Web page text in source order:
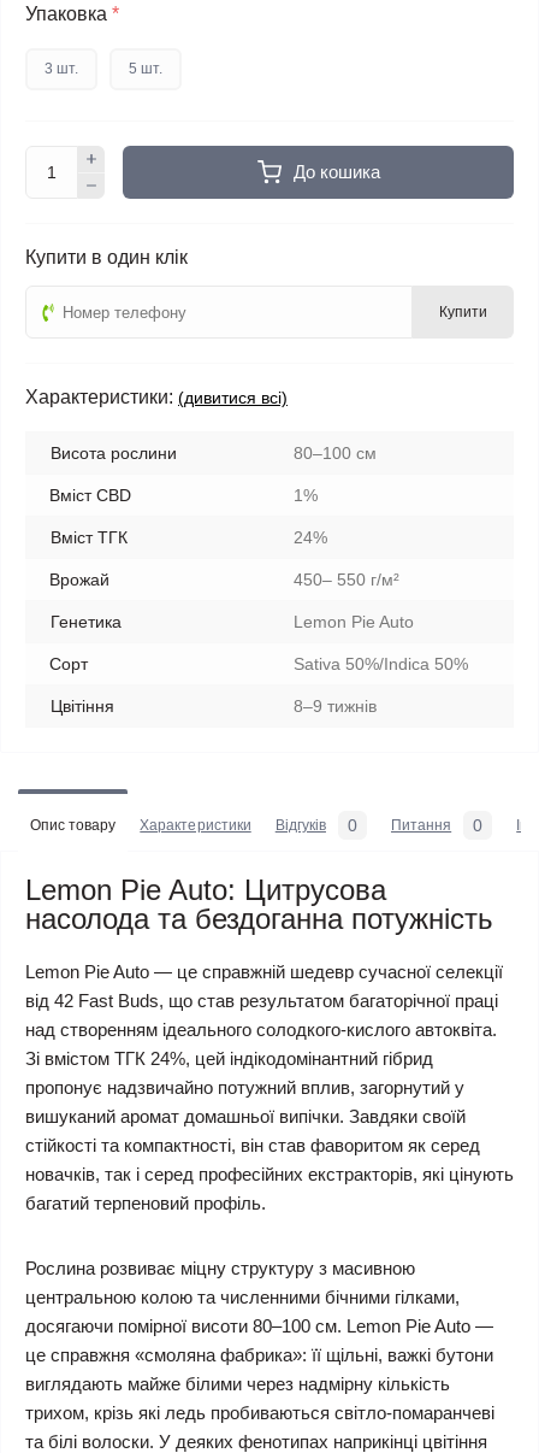
Упаковка *
3 шт. 5 шт.
До кошика
Купити в один клік
Купити
Характеристики: (дивитися всі)
Висота рослини 80–100 см
Вміст CBD 1%
Вміст ТГК 24%
Врожай 450– 550 г/м²
Генетика Lemon Pie Auto
Сорт Sativa 50%/Indica 50%
Цвітіння 8–9 тижнів
Опис товару Характеристики Відгуків 0 Питання 0
Lemon Pie Auto: Цитрусова
насолода та бездоганна потужність
Lemon Pie Auto — це справжній шедевр сучасної селекції
від 42 Fast Buds, що став результатом багаторічної праці
над створенням ідеального солодкого-кислого автоквіта.
Зі вмістом ТГК 24%, цей індікодомінантний гібрид
пропонує надзвичайно потужний вплив, загорнутий у
вишуканий аромат домашньої випічки. Завдяки своїй
стійкості та компактності, він став фаворитом як серед
новачків, так і серед професійних екстракторів, які цінують
багатий терпеновий профіль.
Рослина розвиває міцну структуру з масивною
центральною колою та численними бічними гілками,
досягаючи помірної висоти 80–100 см. Lemon Pie Auto —
це справжня «смоляна фабрика»: її щільні, важкі бутони
виглядають майже білими через надмірну кількість
трихом, крізь які ледь пробиваються світло-помаранчеві
та білі волоски. У деяких фенотипах наприкінці цвітіння